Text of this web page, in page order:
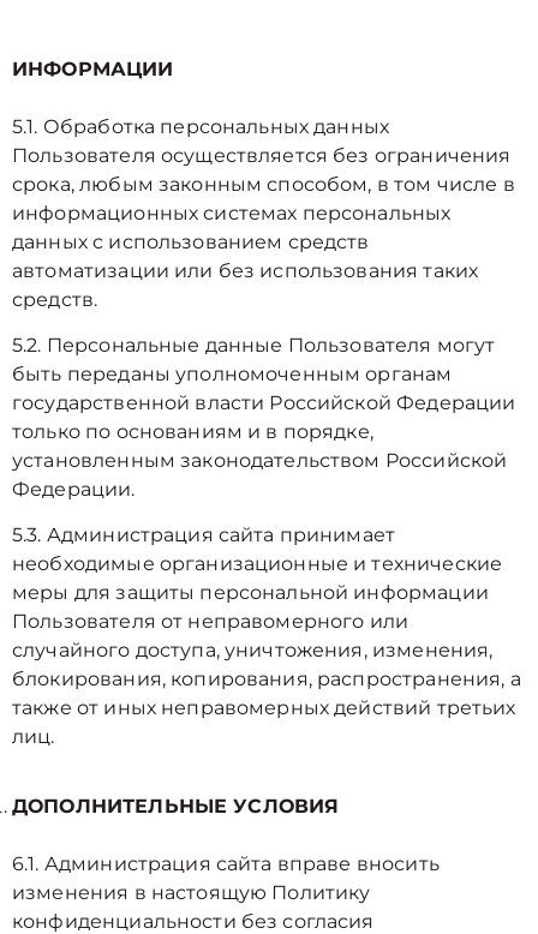
ИНФОРМАЦИИ
5.1. Обработка персональных данных
Пользователя осуществляется без ограничения
срока, любым законным способом, в том числе в
информационных системах персональных
данных с использованием средств
автоматизации или без использования таких
средств.
5.2. Персональные данные Пользователя могут
быть переданы уполномоченным органам
государственной власти Российской Федерации
только по основаниям и в порядке,
установленным законодательством Российской
Федерации.
5.3. Администрация сайта принимает
необходимые организационные и технические
меры для защиты персональной информации
Пользователя от неправомерного или
случайного доступа, уничтожения, изменения,
блокирования, копирования, распространения, а
также от иных неправомерных действий третьих
лиц.
ДОПОЛНИТЕЛЬНЫЕ УСЛОВИЯ
6.1. Администрация сайта вправе вносить
изменения в настоящую Политику
конфиденциальности без согласия